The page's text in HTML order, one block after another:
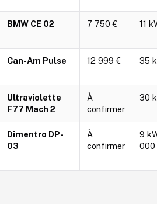
BMW CE 02 7 750 € 11
Can-Am Pulse 12 999 € 35
Ultraviolette
F77 Mach 2
À
confirmer
30
Dimentro DP-
03
À
confirmer
9
000